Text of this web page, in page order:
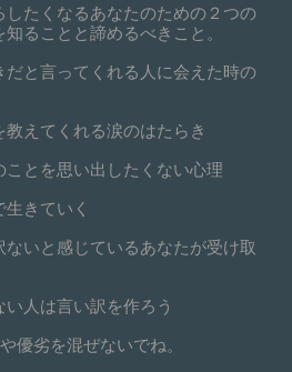
したくなるあなたのための２つの
ることと諦めるべきこと。
だと言ってくれる人に会えた時の
教えてくれる涙のはたらき
ことを思い出したくない心理
きていく
ないと感じているあなたが受け取
い人は言い訳を作ろう
優劣を混ぜないでね。